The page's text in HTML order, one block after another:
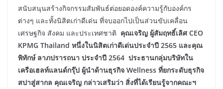
สนับสนุนสร้างกิจกรรมสัมพันธ์ต่อยอดองค์ความรู้กับองค์กร
ต่างๆ และทั้งนิสิตเก่าดีเด่น ที่จบออกไปเป็นส่วนขับเคลื่อน
เศรษฐกิจ สังคม และประเทศชาติ คุณเจริญ ผู้สัมฤทธิ์เลิศ CEO
KPMG Thailand หนึ่งในนิสิตเก่าดีเด่นประจำปี 2565 และคุณ
พิทักษ์ ลาภปรารถนา ประจำปี 2564 ประธานกลุ่มบริษัทใน
เครือเฮลท์แลนด์กรุ๊ป ผู้นำด้านธุรกิจ Wellness ที่ยกระดับธุรกิจ
สปาสู่สากล คุณเจริญ กล่าวเสริมว่า สิ่งที่ได้เรียนรู้จากคณะฯ